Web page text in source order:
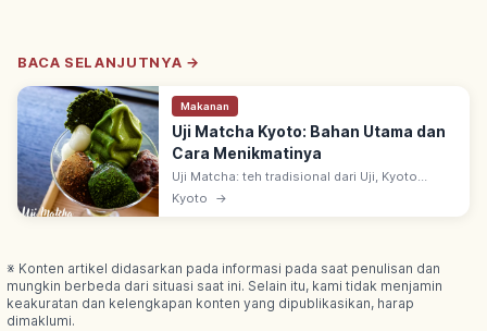
BACA SELANJUTNYA →
Makanan
Uji Matcha Kyoto: Bahan Utama dan
Cara Menikmatinya
Uji Matcha: teh tradisional dari Uji, Kyoto
selatan—salah satu 3 teh utama Jepang. Asal
era Kamakura ~1191 via benih dari Tiongkok
Kyoto →
※ Konten artikel didasarkan pada informasi pada saat penulisan dan
mungkin berbeda dari situasi saat ini. Selain itu, kami tidak menjamin
keakuratan dan kelengkapan konten yang dipublikasikan, harap
dimaklumi.